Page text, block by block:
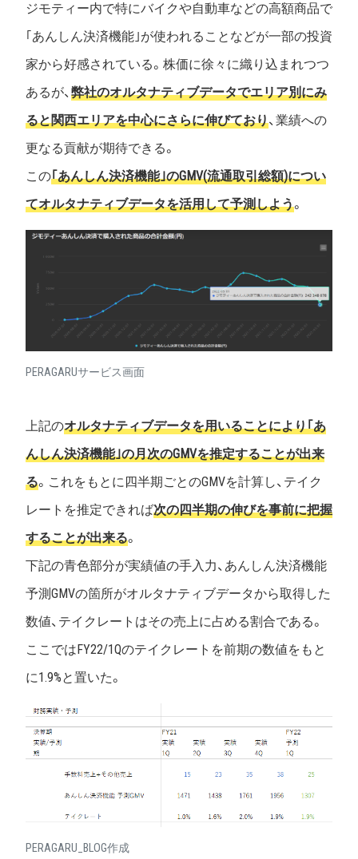
ジモティー内で特にバイクや自動車などの高額商品で
｢あんしん決済機能｣が使われることなどが一部の投資
家から好感されている。株価に徐々に織り込まれつつ
あるが、弊社のオルタナティブデータでエリア別にみ
ると関西エリアを中心にさらに伸びており、業績への
更なる貢献が期待できる。
この｢あんしん決済機能｣のGMV(流通取引総額)につい
てオルタナティブデータを活用して予測しよう。
PERAGARUサービス画面
上記のオルタナティブデータを用いることにより｢あ
んしん決済機能｣の月次のGMVを推定することが出来
る。これをもとに四半期ごとのGMVを計算し、テイク
レートを推定できれば次の四半期の伸びを事前に把握
することが出来る。
下記の青色部分が実績値の手入力、あんしん決済機能
予測GMVの箇所がオルタナティブデータから取得した
数値、テイクレートはその売上に占める割合である。
ここではFY22/1Qのテイクレートを前期の数値をもと
に1.9%と置いた。
PERAGARU_BLOG作成